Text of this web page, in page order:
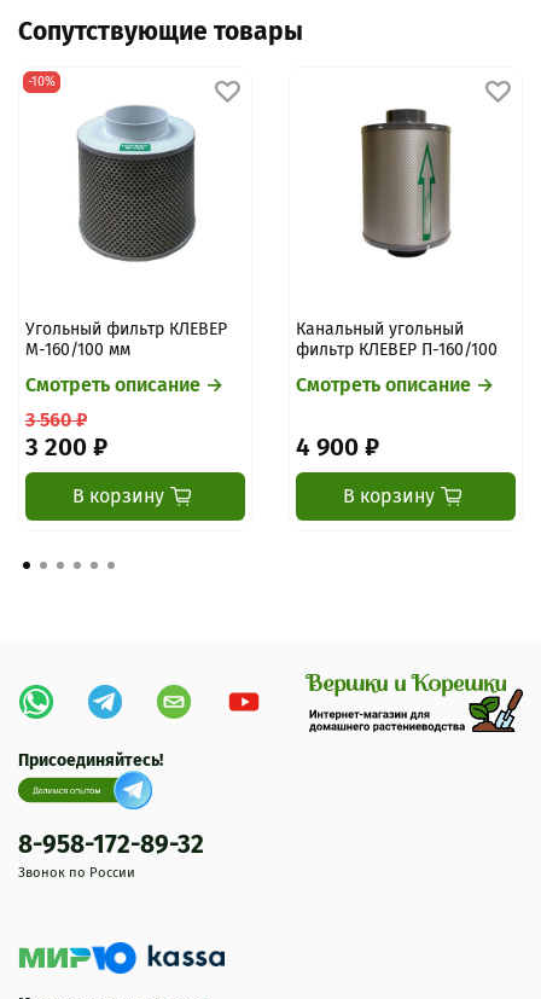
зарезервировать товар, запустить обработку и закрепить
цену/наличие. После оплаты: проверка/упаковка → отправка
→ трек-номер.
Подробнее про оплату
Сопутствующие товары
-10%
Угольный фильтр КЛЕВЕР
М-160/100 мм
Смотреть описание →
3 560 ₽
3 200 ₽
В корзину
Канальный угольный
фильтр КЛЕВЕР П-160/100
Смотреть описание →
4 900 ₽
В корзину
Присоединяйтесь!
8-958-172-89-32
Звонок по России